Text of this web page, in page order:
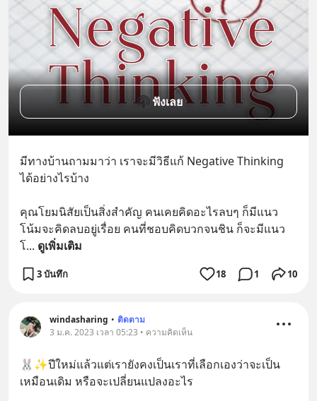
ฟังเลย
มีทางบ้านถามมาว่า เราจะมีวิธีแก้ Negative Thinking
ได้อย่างไรบ้าง
คุณโยมนิสัยเป็นสิ่งสำคัญ คนเคยคิดอะไรลบๆ ก็มีแนว
โน้มจะคิดลบอยู่เรื่อย คนที่ชอบคิดบวกจนชิน ก็จะมีแนว
โ... ดูเพิ่มเติม
3 บันทึก 18 1 10
windasharing • ติดตาม
3 ม.ค. 2023 เวลา 05:23 • ความคิดเห็น
🐰✨ปีใหม่แล้วแต่เรายังคงเป็นเราที่เลือกเองว่าจะเป็น
เหมือนเดิม หรือจะเปลี่ยนแปลงอะไร